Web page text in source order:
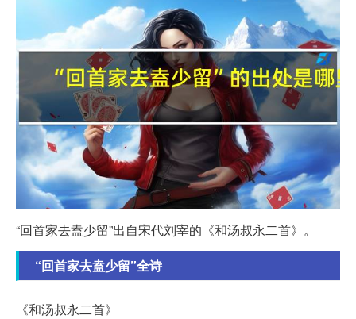
“回首家去盍少留”出自宋代刘宰的《和汤叔永二首》。
“回首家去盍少留”全诗
《和汤叔永二首》